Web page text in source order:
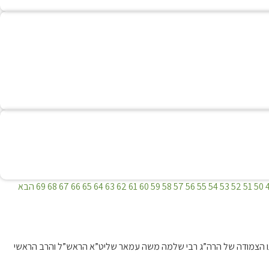
זו גם תמיכה ממשלתית במשביתים], או גידול
לבהמה של תבן וקש אין איסור ספיחין, אלא רק
50
51
52
53
54
55
56
57
58
59
60
61
62
63
64
65
66
67
68
69הבא
הצמודה של הרה”ג רבי שלמה משה עמאר שליט”א הראש”ל והרב הראשי